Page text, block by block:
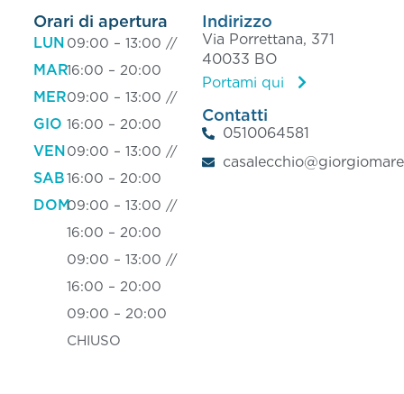
Orari di apertura
LUN
MAR
MER
GIO
VEN
SAB
DOM
09:00 – 13:00 //
16:00 – 20:00
09:00 – 13:00 //
16:00 – 20:00
09:00 – 13:00 //
16:00 – 20:00
09:00 – 13:00 //
16:00 – 20:00
09:00 – 13:00 //
16:00 – 20:00
09:00 – 20:00
CHIUSO
Indirizzo
Via Porrettana, 371
40033 BO
Portami qui
Contatti
0510064581